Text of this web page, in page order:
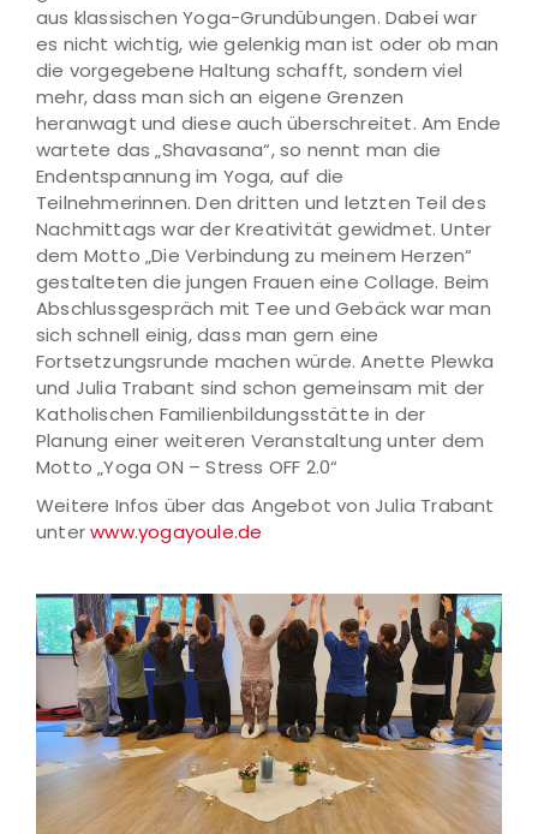
aus klassischen Yoga-Grundübungen. Dabei war
es nicht wichtig, wie gelenkig man ist oder ob man
die vorgegebene Haltung schafft, sondern viel
mehr, dass man sich an eigene Grenzen
heranwagt und diese auch überschreitet. Am Ende
wartete das „Shavasana“, so nennt man die
Endentspannung im Yoga, auf die
Teilnehmerinnen. Den dritten und letzten Teil des
Nachmittags war der Kreativität gewidmet. Unter
dem Motto „Die Verbindung zu meinem Herzen“
gestalteten die jungen Frauen eine Collage. Beim
Abschlussgespräch mit Tee und Gebäck war man
sich schnell einig, dass man gern eine
Fortsetzungsrunde machen würde. Anette Plewka
und Julia Trabant sind schon gemeinsam mit der
Katholischen Familienbildungsstätte in der
Planung einer weiteren Veranstaltung unter dem
Motto „Yoga ON – Stress OFF 2.0“
Weitere Infos über das Angebot von Julia Trabant
unterwww.yogayoule.de